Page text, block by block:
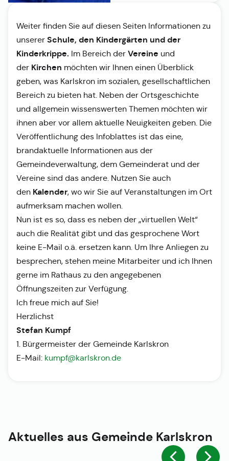
Weiter finden Sie auf diesen Seiten Informationen zu
unserer Schule, den Kindergärten und der
Kinderkrippe. Im Bereich der Vereine und
der Kirchen möchten wir Ihnen einen Überblick
geben, was Karlskron im sozialen, gesellschaftlichen
Bereich zu bieten hat. Neben der Ortsgeschichte
und allgemein wissenswerten Themen möchten wir
ihnen aber vor allem aktuelle Neuigkeiten geben. Die
Veröffentlichung des Infoblattes ist das eine,
brandaktuelle Informationen aus der
Gemeindeverwaltung, dem Gemeinderat und der
Vereine sind das andere. Nutzen Sie auch
den Kalender, wo wir Sie auf Veranstaltungen im Ort
aufmerksam machen wollen.
Nun ist es so, dass es neben der „virtuellen Welt“
auch die Realität gibt und das gesprochene Wort
keine E-Mail o.ä. ersetzen kann. Um Ihre Anliegen zu
besprechen, stehen meine Mitarbeiter und ich Ihnen
gerne im Rathaus zu den angegebenen
Öffnungszeiten zur Verfügung.
Ich freue mich auf Sie!
Herzlichst
Stefan Kumpf
1. Bürgermeister der Gemeinde Karlskron
E-Mail: kumpf@karlskron.de
Aktuelles aus Gemeinde Karlskron